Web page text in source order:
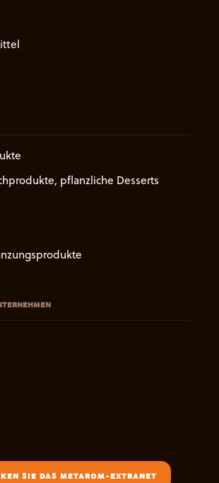
pflanzliche Desserts
SIE DAS METAROM-EXTRANET